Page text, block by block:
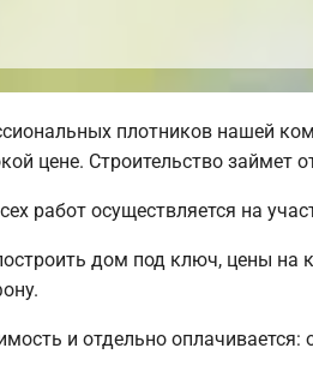
плотников нашей
цене. Строительство займет
работ осуществляется на
дом под ключ, цены на
и отдельно